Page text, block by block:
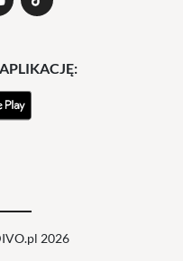
2026